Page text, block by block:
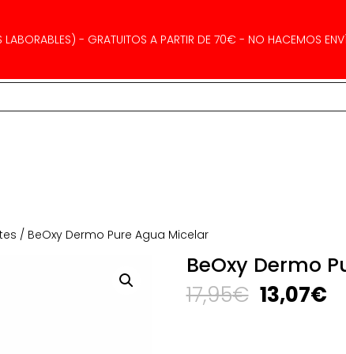
- GRATUITOS A PARTIR DE 70€ - NO HACEMOS
/ BeOxy Dermo Pure Agua Micelar
BeOxy Dermo
17,95€ El
precio
13,07€El